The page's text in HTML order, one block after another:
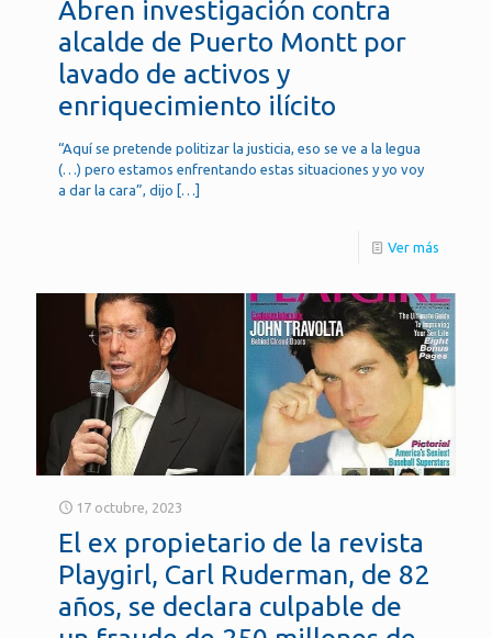
Abren investigación contra
alcalde de Puerto Montt por
lavado de activos y
enriquecimiento ilícito
“Aquí se pretende politizar la justicia, eso se ve a la legua
(…) pero estamos enfrentando estas situaciones y yo voy
a dar la cara”, dijo […]
Ver más
17 octubre, 2023
El ex propietario de la revista
Playgirl, Carl Ruderman, de 82
años, se declara culpable de